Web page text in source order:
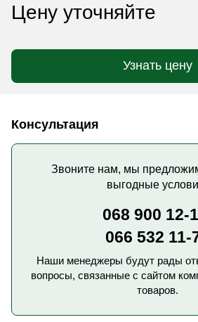
Цену уточняйте
Узнать цену
Консультация
Звоните нам, мы
выгодные
068 900 12-
066 532 11-
Наши менеджеры будут рады
вопросы, связанные с сайтом
товаров.